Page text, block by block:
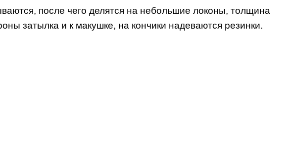
после чего делятся на небольшие локоны, толщина
затылка и к макушке, на кончики надеваются резинки.